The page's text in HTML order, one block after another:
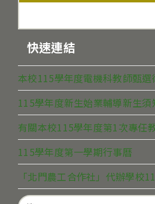
快速連結
本校115學年度電機科教師甄選
115學年度新生始業輔導新生須
有關本校115學年度第1次專任
115學年度第一學期行事曆
「北門農工合作社」代辦學校